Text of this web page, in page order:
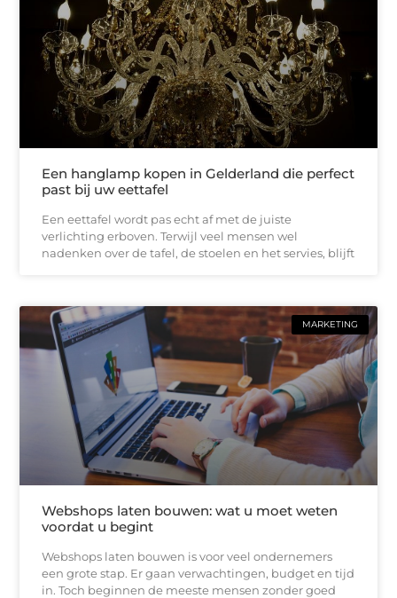
Een hanglamp kopen in Gelderland die perfect
past bij uw eettafel
Een eettafel wordt pas echt af met de juiste
verlichting erboven. Terwijl veel mensen wel
nadenken over de tafel, de stoelen en het servies, blijft
MARKETING
Webshops laten bouwen: wat u moet weten
voordat u begint
Webshops laten bouwen is voor veel ondernemers
een grote stap. Er gaan verwachtingen, budget en tijd
in. Toch beginnen de meeste mensen zonder goed